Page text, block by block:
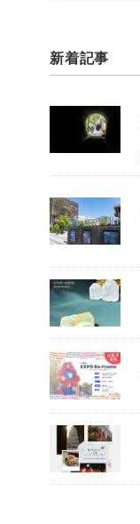
新着記事